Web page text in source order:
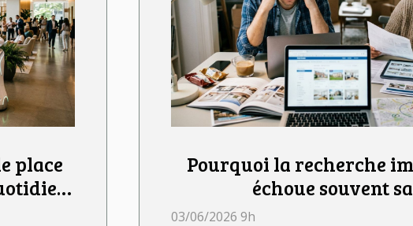
place
Pourquoi la recherche
échoue souvent
accompagnement
03/06/2026 9h